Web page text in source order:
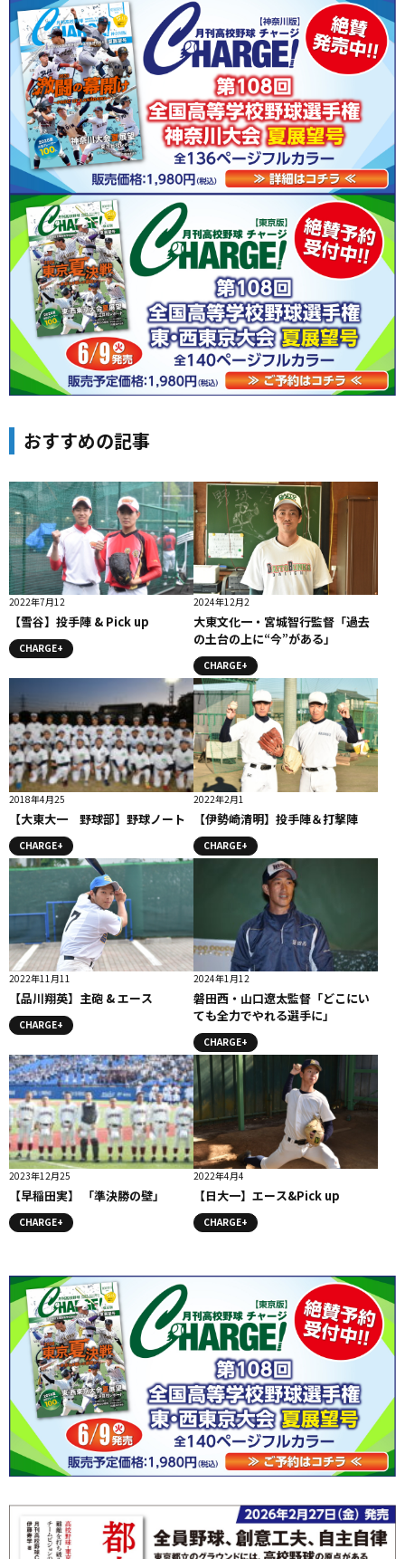
おすすめの記事
2022年7月12
【雪谷】投手陣 & Pick up
CHARGE+
2024年12月2
大東文化一・宮城智行監督「過去
の土台の上に“今”がある」
CHARGE+
2018年4月25
【大東大一 野球部】野球ノート
CHARGE+
2022年2月1
【伊勢崎清明】投手陣＆打撃陣
CHARGE+
2022年11月11
【品川翔英】主砲 & エース
CHARGE+
2024年1月12
磐田西・山口遼太監督「どこにい
ても全力でやれる選手に」
CHARGE+
2023年12月25
【早稲田実】 「準決勝の壁」
CHARGE+
2022年4月4
【日大一】エース&Pick up
CHARGE+